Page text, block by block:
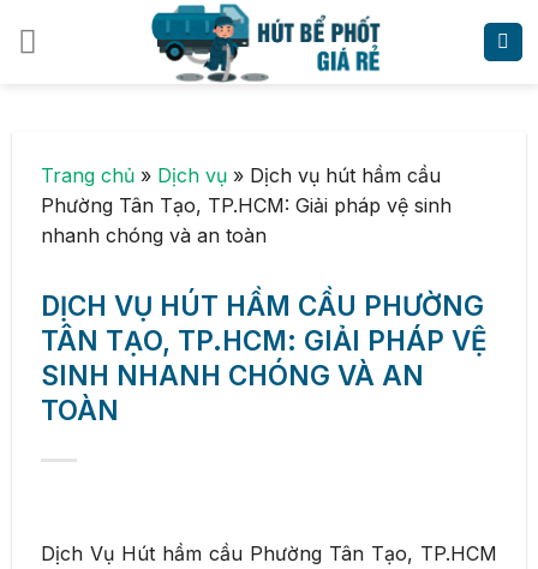
Trang chủ » Dịch vụ » Dịch vụ hút hầm cầu
Phường Tân Tạo, TP.HCM: Giải pháp vệ sinh
nhanh chóng và an toàn
DỊCH VỤ HÚT HẦM CẦU PHƯỜNG
TÂN TẠO, TP.HCM: GIẢI PHÁP VỆ
SINH NHANH CHÓNG VÀ AN
TOÀN
Dịch Vụ Hút hầm cầu Phường Tân Tạo, TP.HCM